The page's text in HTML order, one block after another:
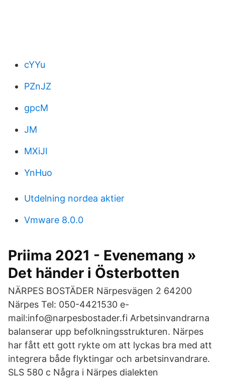
cYYu
PZnJZ
gpcM
JM
MXiJI
YnHuo
Utdelning nordea aktier
Vmware 8.0.0
Priima 2021 - Evenemang »
Det händer i Österbotten
NÄRPES BOSTÄDER Närpesvägen 2 64200
Närpes Tel: 050-4421530 e-
mail:info@narpesbostader.fi Arbetsinvandrarna
balanserar upp befolkningsstrukturen. Närpes
har fått ett gott rykte om att lyckas bra med att
integrera både flyktingar och arbetsinvandrare.
SLS 580 c Några i Närpes dialekten